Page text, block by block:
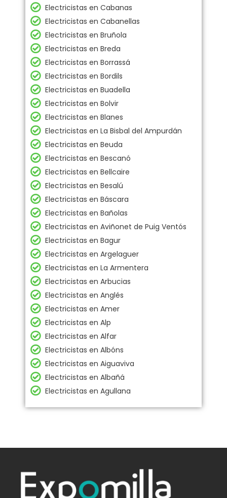
Electricistas en Cabanas
Electricistas en Cabanellas
Electricistas en Bruñola
Electricistas en Breda
Electricistas en Borrassá
Electricistas en Bordils
Electricistas en Buadella
Electricistas en Bolvir
Electricistas en Blanes
Electricistas en La Bisbal del Ampurdán
Electricistas en Beuda
Electricistas en Bescanó
Electricistas en Bellcaire
Electricistas en Besalú
Electricistas en Báscara
Electricistas en Bañolas
Electricistas en Aviñonet de Puig Ventós
Electricistas en Bagur
Electricistas en Argelaguer
Electricistas en La Armentera
Electricistas en Arbucias
Electricistas en Anglés
Electricistas en Amer
Electricistas en Alp
Electricistas en Alfar
Electricistas en Albóns
Electricistas en Aiguaviva
Electricistas en Albañá
Electricistas en Agullana